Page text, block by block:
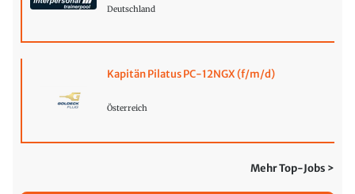
Deutschland
Kapitän Pilatus PC-12NGX (f/m/d)
Österreich
Mehr Top-Jobs >